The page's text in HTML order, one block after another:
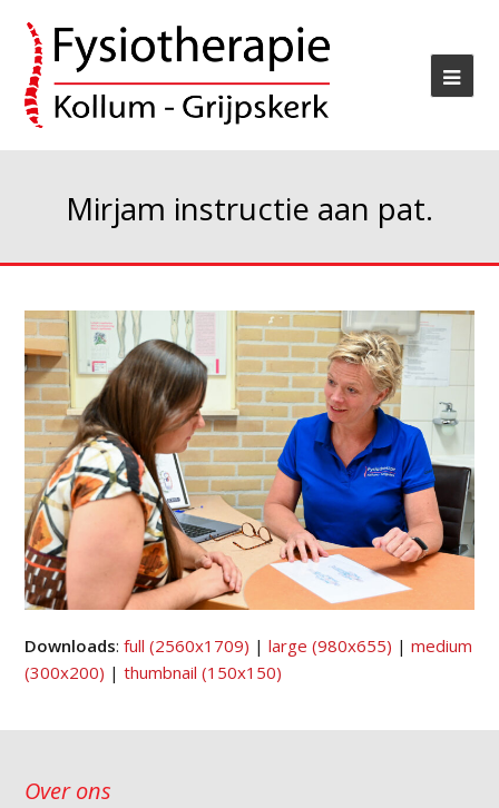
Mirjam instructie aan pat.
Downloads:full (2560x1709) |large (980x655) |medium
(300x200) |thumbnail (150x150)
Over ons